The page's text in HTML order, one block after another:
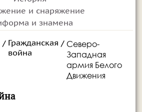
и снаряжение
и знамена
/ Гражданская
война
/ Северо-
Западная
армия Белого
Движения